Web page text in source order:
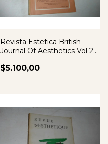
Revista Estetica British
Journal Of Aesthetics Vol 21
$5.100,00